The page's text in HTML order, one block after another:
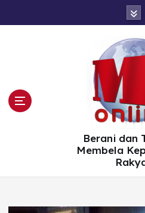
Berani dan
Membela